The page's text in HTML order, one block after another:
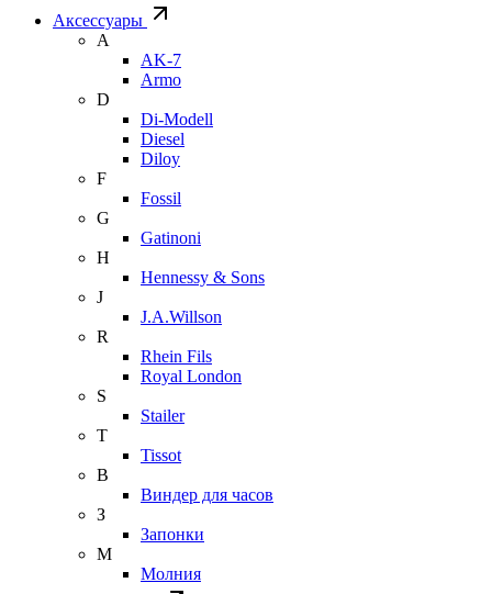
Аксессуары
A
AK-7
Armo
D
Di-Modell
Diesel
Diloy
F
Fossil
G
Gatinoni
H
Hennessy & Sons
J
J.A.Willson
R
Rhein Fils
Royal London
S
Stailer
T
Tissot
В
Виндер для часов
З
Запонки
М
Молния